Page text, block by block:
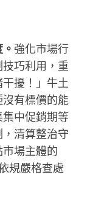
強化市場行
巧利用，重
擾！」牛土
有標價的能
中促銷期等
清算整治守
場主體的
規嚴格查處